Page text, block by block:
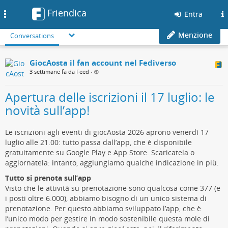
Friendica Entra
Conversations Menzione
GiocAosta il fan account nel Fediverso
3 settimane fa da Feed •
Apertura delle iscrizioni il 17 luglio: le
novità sull’app!
Le iscrizioni agli eventi di giocAosta 2026 aprono venerdì 17
luglio alle 21.00: tutto passa dall’app, che è disponibile
gratuitamente su Google Play e App Store. Scaricatela o
aggiornatela: intanto, aggiungiamo qualche indicazione in più.
Tutto si prenota sull’app
Visto che le attività su prenotazione sono qualcosa come 377 (e
i posti oltre 6.000), abbiamo bisogno di un unico sistema di
prenotazione. Per questo abbiamo sviluppato l’app, che è
l’unico modo per gestire in modo sostenibile questa mole di